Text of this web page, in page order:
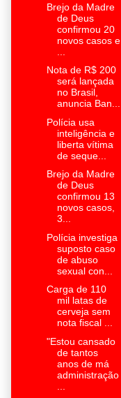
Brejo da Madre
de Deus
confirmou 20
novos casos e
Nota de R$ 200
será lançada
no Brasil,
anuncia Ban...
Polícia usa
inteligência e
liberta vítima
de seque...
Brejo da Madre
de Deus
confirmou 13
novos casos,
3...
Polícia investiga
suposto caso
de abuso
sexual con...
Carga de 110
mil latas de
cerveja sem
nota fiscal ...
"Estou cansado
de tantos
anos de má
administração